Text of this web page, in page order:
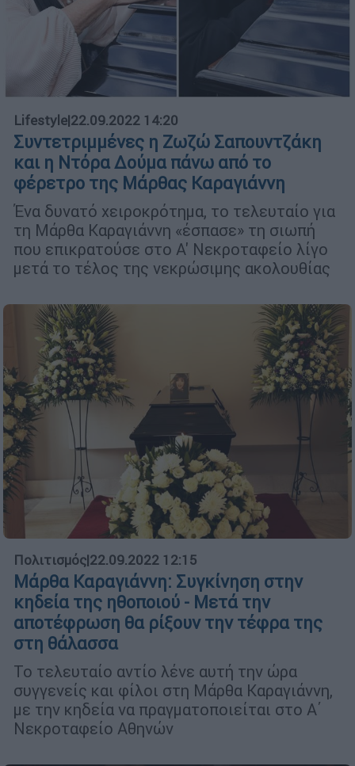
Lifestyle|22.09.2022 14:20
Συντετριμμένες η Ζωζώ Σαπουντζάκη
και η Ντόρα Δούμα πάνω από το
φέρετρο της Μάρθας Καραγιάννη
Ένα δυνατό χειροκρότημα, το τελευταίο για
τη Μάρθα Καραγιάννη «έσπασε» τη σιωπή
που επικρατούσε στο Α' Νεκροταφείο λίγο
μετά το τέλος της νεκρώσιμης ακολουθίας
Πολιτισμός|22.09.2022 12:15
Μάρθα Καραγιάννη: Συγκίνηση στην
κηδεία της ηθοποιού - Μετά την
αποτέφρωση θα ρίξουν την τέφρα της
στη θάλασσα
Το τελευταίο αντίο λένε αυτή την ώρα
συγγενείς και φίλοι στη Μάρθα Καραγιάννη,
με την κηδεία να πραγματοποιείται στο Α΄
Νεκροταφείο Αθηνών